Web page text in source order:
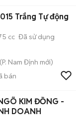
Trắng Tự động
cc Đã sử dụng
(P. Nam Định mới)
bán
KIM ĐỒNG -
DOANH